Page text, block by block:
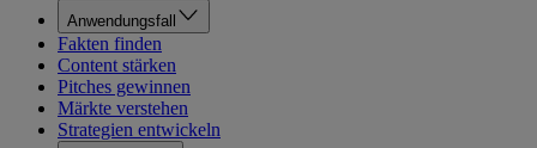
Anwendungsfall
Fakten finden
Content stärken
Pitches gewinnen
Märkte verstehen
Strategien entwickeln